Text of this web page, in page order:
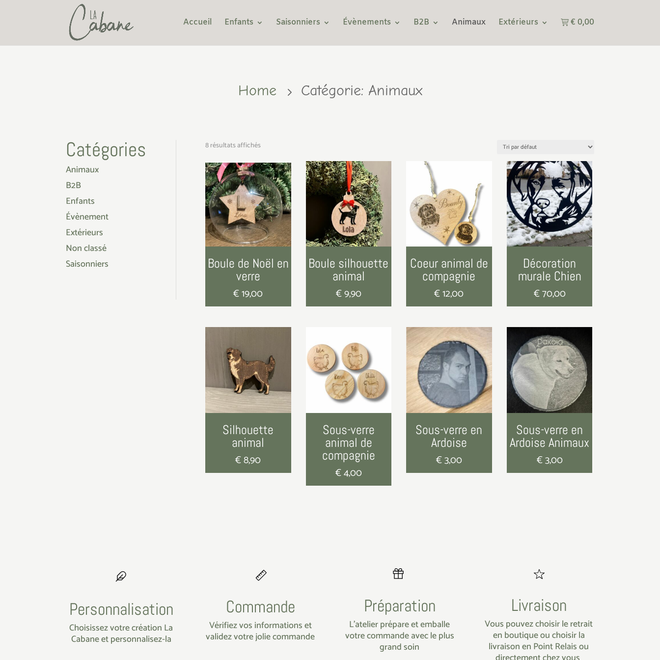
Accueil Enfants Saisonniers Évènements B2B Animaux Extérieurs € 0,00
Home 5 Catégorie: Animaux
Catégories
Animaux
B2B
Enfants
Évènement
Extérieurs
Non classé
Saisonniers
8 résultats affichés
Boule de Noël en
verre
€19,00
Boule silhouette
animal
€9,90
Coeur animal de
compagnie
€12,00
Décoration
murale Chien
€70,00
Silhouette
animal
€8,90
Sous-verre
animal de
compagnie
€4,00
Sous-verre en
Ardoise
€3,00
Sous-verre en
Ardoise Animaux
€3,00
Personnalisation
Choisissez votre création La
Cabane et personnalisez-la
Commande
Vérifiez vos informations et
validez votre jolie commande
Préparation
L’atelier prépare et emballe
votre commande avec le plus
grand soin
Livraison
Vous pouvez choisir le retrait
en boutique ou choisir la
livraison en Point Relais ou